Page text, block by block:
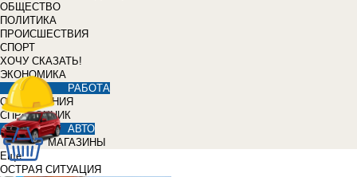
ОБЩЕСТВО
ПОЛИТИКА
ПРОИСШЕСТВИЯ
СПОРТ
ХОЧУ СКАЗАТЬ!
ЭКОНОМИКА
РАБОТА
ОБЪЯВЛЕНИЯ
СПРАВОЧНИК
АВТО
МАГАЗИНЫ
Еще
ОСТРАЯ СИТУАЦИЯ